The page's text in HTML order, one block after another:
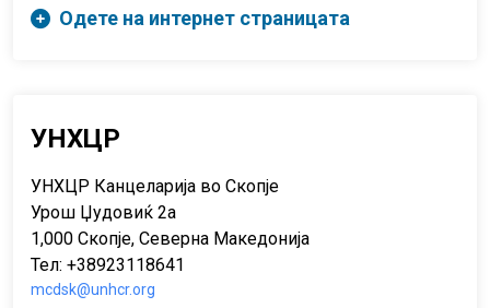
Одете на интернет страницата
УНХЦР
УНХЦР Канцеларија во Скопје
Урош Џудовиќ 2а
1,000 Скопје, Северна Македонија
Teл: +38923118641
mcdsk@unhcr.org